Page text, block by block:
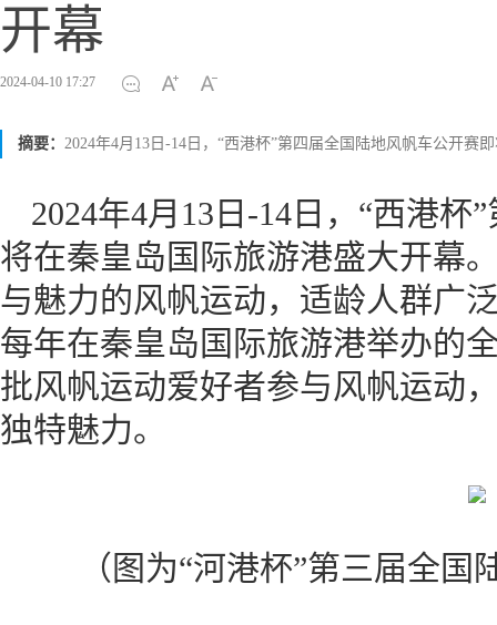
开幕
2024-04-10 17:27
摘要： 2024年4月13日-14日，“西港杯”第四届全国陆地风帆车公开赛
2024年4月13日-14日，“西港
将在秦皇岛国际旅游港盛大开幕
与魅力的风帆运动，适龄人群广
每年在秦皇岛国际旅游港举办的
批风帆运动爱好者参与风帆运动
独特魅力。
（图为“河港杯”第三届全